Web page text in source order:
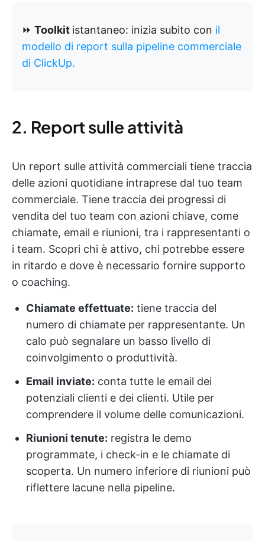
⏩ Toolkit istantaneo: inizia subito con il
modello di report sulla pipeline commerciale
di ClickUp.
2. Report sulle attività
Un report sulle attività commerciali tiene traccia
delle azioni quotidiane intraprese dal tuo team
commerciale. Tiene traccia dei progressi di
vendita del tuo team con azioni chiave, come
chiamate, email e riunioni, tra i rappresentanti o
i team. Scopri chi è attivo, chi potrebbe essere
in ritardo e dove è necessario fornire supporto
o coaching.
Chiamate effettuate: tiene traccia del
numero di chiamate per rappresentante. Un
calo può segnalare un basso livello di
coinvolgimento o produttività.
Email inviate: conta tutte le email dei
potenziali clienti e dei clienti. Utile per
comprendere il volume delle comunicazioni.
Riunioni tenute: registra le demo
programmate, i check-in e le chiamate di
scoperta. Un numero inferiore di riunioni può
riflettere lacune nella pipeline.